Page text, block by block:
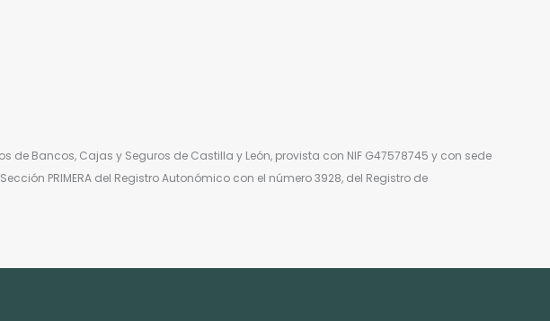
de Bancos, Cajas y Seguros de Castilla y León, provista con NIF G47578745 y con sede
PRIMERA del Registro Autonómico con el número 3928, del Registro de